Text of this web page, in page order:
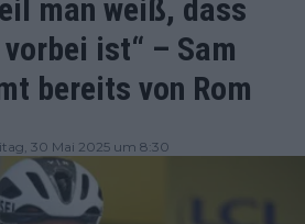
man weiß, dass
ist“ – Sam
bereits von Rom
30 Mai 2025 um 8:30